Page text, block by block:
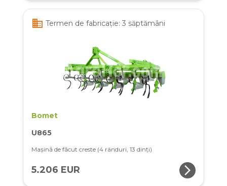
business Termen de fabricație: 3 săptămâni
Bomet
U865
Mașină de făcut creste (4 rânduri, 13 dinți)
5.206 EUR arrow_forward_ios